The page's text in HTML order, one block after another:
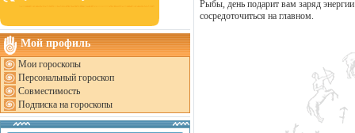
Мой профиль
Мои гороскопы
Персональный гороскоп
Совместимость
Подписка на гороскопы
Рыбы, день подарит вам заряд
сосредоточиться на главном.